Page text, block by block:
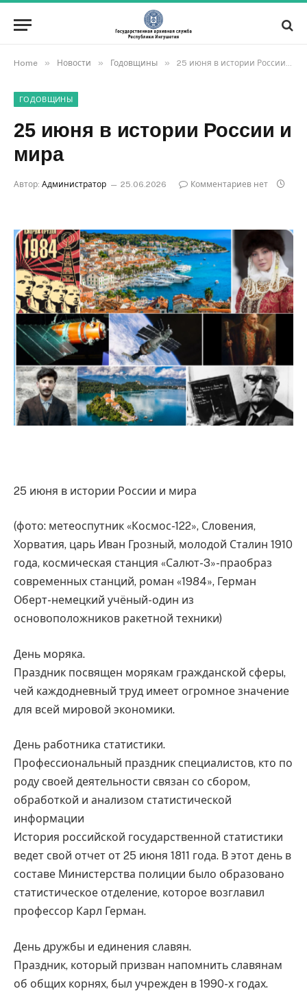
Home » Новости » Годовщины » 25 июня в истории России и мира
ГОДОВЩИНЫ
25 июня в истории России и
мира
Автор: Администратор 25.06.2026 Комментариев нет
25 июня в истории России и мира
(фото: метеоспутник «Космос-122», Словения,
Хорватия, царь Иван Грозный, молодой Сталин 1910
года, космическая станция «Салют-3»-праобраз
современных станций, роман «1984», Герман
Оберт-немецкий учёный-один из
основоположников ракетной техники)
День моряка.
Праздник посвящен морякам гражданской сферы,
чей каждодневный труд имеет огромное значение
для всей мировой экономики.
День работника статистики.
Профессиональный праздник специалистов, кто по
роду своей деятельности связан со сбором,
обработкой и анализом статистической
информации
История российской государственной статистики
ведет свой отчет от 25 июня 1811 года. В этот день в
составе Министерства полиции было образовано
статистическое отделение, которое возглавил
профессор Карл Герман.
День дружбы и единения славян.
Праздник, который призван напомнить славянам
об общих корнях, был учрежден в 1990-х годах.